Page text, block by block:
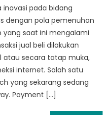
pada bidang
dengan pola pemenuhan
saat ini mengalami
jual beli dilakukan
atau secara tatap muka,
internet. Salah satu
yang sekarang sedang
Payment […]